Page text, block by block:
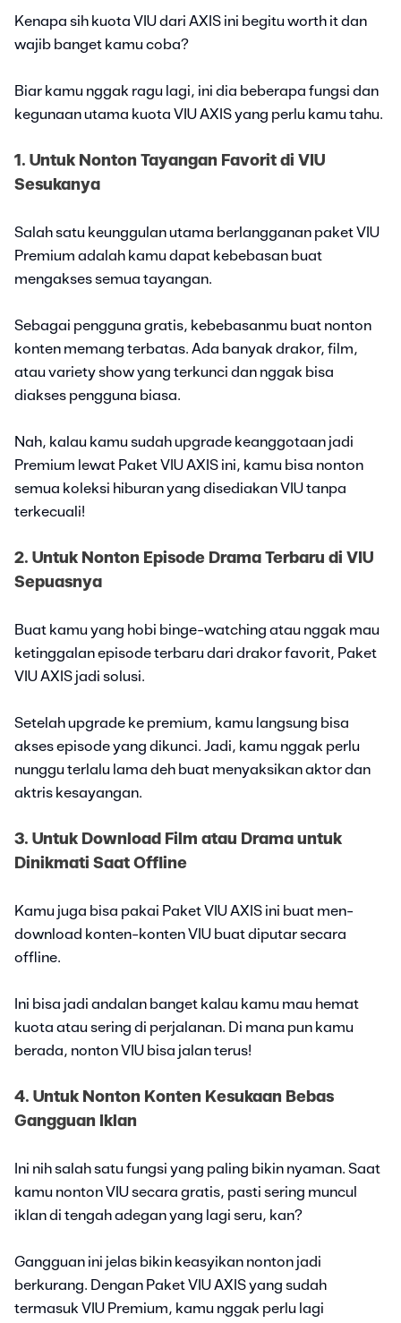
Kenapa sih kuota VIU dari AXIS ini begitu worth it dan
wajib banget kamu coba?
Biar kamu nggak ragu lagi, ini dia beberapa fungsi dan
kegunaan utama kuota VIU AXIS yang perlu kamu tahu.
1. Untuk Nonton Tayangan Favorit di VIU
Sesukanya
Salah satu keunggulan utama berlangganan paket VIU
Premium adalah kamu dapat kebebasan buat
mengakses semua tayangan.
Sebagai pengguna gratis, kebebasanmu buat nonton
konten memang terbatas. Ada banyak drakor, film,
atau variety show yang terkunci dan nggak bisa
diakses pengguna biasa.
Nah, kalau kamu sudah upgrade keanggotaan jadi
Premium lewat Paket VIU AXIS ini, kamu bisa nonton
semua koleksi hiburan yang disediakan VIU tanpa
terkecuali!
2. Untuk Nonton Episode Drama Terbaru di VIU
Sepuasnya
Buat kamu yang hobi binge-watching atau nggak mau
ketinggalan episode terbaru dari drakor favorit, Paket
VIU AXIS jadi solusi.
Setelah upgrade ke premium, kamu langsung bisa
akses episode yang dikunci. Jadi, kamu nggak perlu
nunggu terlalu lama deh buat menyaksikan aktor dan
aktris kesayangan.
3. Untuk Download Film atau Drama untuk
Dinikmati Saat Offline
Kamu juga bisa pakai Paket VIU AXIS ini buat men-
download konten-konten VIU buat diputar secara
offline.
Ini bisa jadi andalan banget kalau kamu mau hemat
kuota atau sering di perjalanan. Di mana pun kamu
berada, nonton VIU bisa jalan terus!
4. Untuk Nonton Konten Kesukaan Bebas
Gangguan Iklan
Ini nih salah satu fungsi yang paling bikin nyaman. Saat
kamu nonton VIU secara gratis, pasti sering muncul
iklan di tengah adegan yang lagi seru, kan?
Gangguan ini jelas bikin keasyikan nonton jadi
berkurang. Dengan Paket VIU AXIS yang sudah
termasuk VIU Premium, kamu nggak perlu lagi